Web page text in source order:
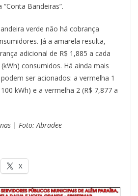
Bandeiras”.
verde não há cobrança
Já a amarela resulta,
adicional de R$ 1,885 a cada
consumidos. Há ainda mais
ser acionados: a vermelha 1
kWh) e a vermelha 2 (R$ 7,877 a
| Foto: Abradee
X